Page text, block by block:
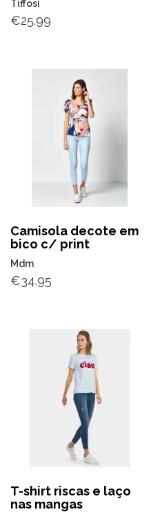
Tiffosi
€25.99
Camisola decote em
bico c/ print
Mdm
€34.95
T-shirt riscas e laço
nas mangas